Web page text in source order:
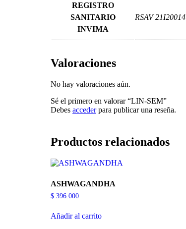
REGISTRO
SANITARIO
INVIMA
RSAV 21I20014
Valoraciones
No hay valoraciones aún.
Sé el primero en valorar “LIN-SEM”
Debes accederpara publicar una reseña.
Productos relacionados
ASHWAGANDHA
$ 396.000
Añadir al carrito